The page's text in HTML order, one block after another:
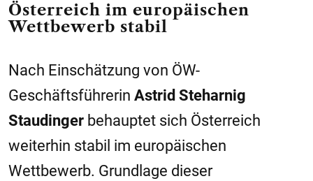
Österreich im europäischen
Wettbewerb stabil
Nach Einschätzung von ÖW-
Geschäftsführerin Astrid Steharnig
Staudinger behauptet sich Österreich
weiterhin stabil im europäischen
Wettbewerb. Grundlage dieser